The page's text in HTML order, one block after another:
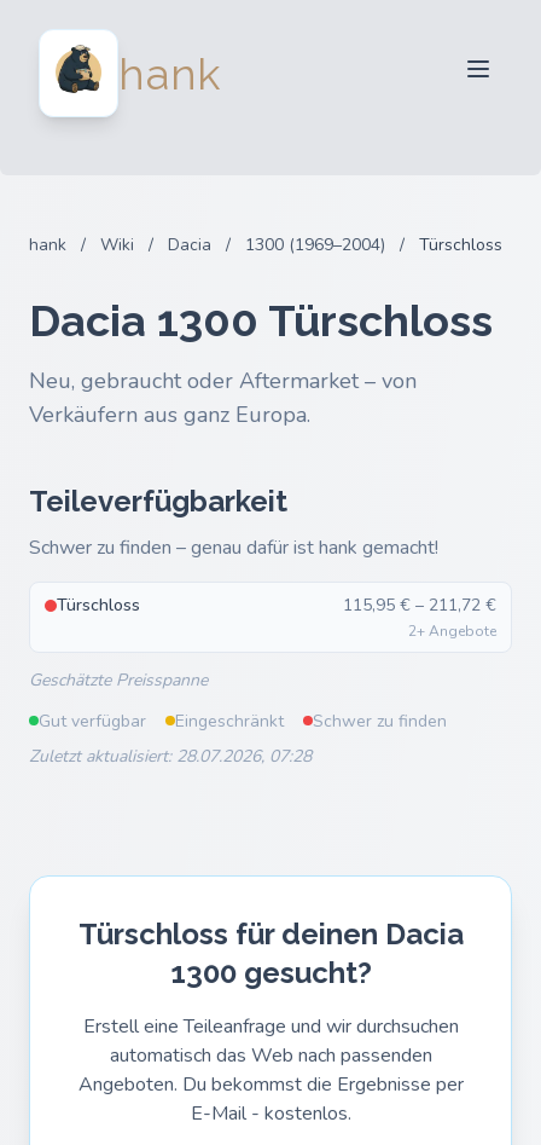
hank
Anmelden
hank / Wiki / Dacia / 1300 (1969–2004) / Türschloss
Dacia 1300 Türschloss
Neu, gebraucht oder Aftermarket – von
Verkäufern aus ganz Europa.
Teileverfügbarkeit
Schwer zu finden – genau dafür ist hank gemacht!
Türschloss 115,95 € – 211,72 €
2+ Angebote
Geschätzte Preisspanne
Gut verfügbar
Eingeschränkt
Schwer zu finden
Zuletzt aktualisiert: 28.07.2026, 07:28
Türschloss für deinen Dacia
1300 gesucht?
Erstell eine Teileanfrage und wir durchsuchen
automatisch das Web nach passenden
Angeboten. Du bekommst die Ergebnisse per
E-Mail - kostenlos.